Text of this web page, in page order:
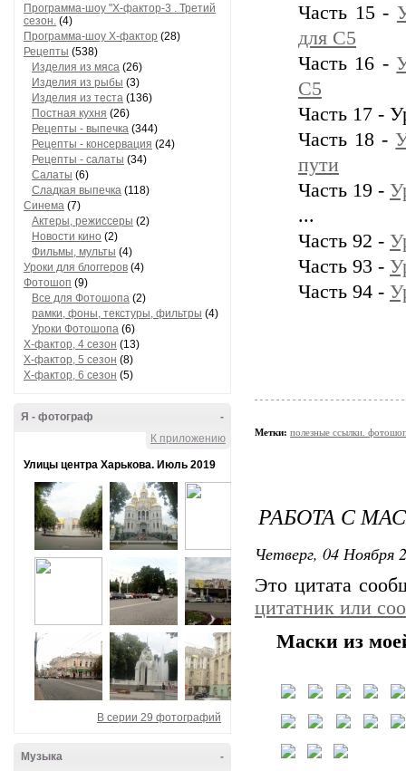
Программа-шоу "Х-фактор-3 . Третий
сезон. (4)
Программа-шоу Х-фактор (28)
Рецепты (538)
Изделия из мяса (26)
Изделия из рыбы (3)
Изделия из теста (136)
Постная кухня (26)
Рецепты - выпечка (344)
Рецепты - консервация (24)
Рецепты - салаты (34)
Салаты (6)
Сладкая выпечка (118)
Синема (7)
Актеры, режиссеры (2)
Новости кино (2)
Фильмы, мульты (4)
Уроки для блоггеров (4)
Фотошоп (9)
Все для Фотошопа (2)
рамки, фоны, текстуры, фильтры (4)
Уроки Фотошопа (6)
Х-фактор, 4 сезон (13)
Х-фактор, 5 сезон (8)
Х-фактор, 6 сезон (5)
-
Я - фотограф
К приложению
Улицы центра Харькова. Июль 2019
В серии 29 фотографий
-
Музыка
Часть 15 -
для С5
Часть 16 -
С5
Часть 17 -
Часть 18 -
пути
Часть 19 -
...
Часть 92 -
Часть 93 -
Часть 94 -
Метки: полезные ссылки.
РАБОТА С
Четверг, 04 Ноября
Это цитата
цитатник или
Маски из